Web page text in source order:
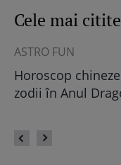
Cele mai citite
ASTRO FUN
Horoscop
zodii în Anul